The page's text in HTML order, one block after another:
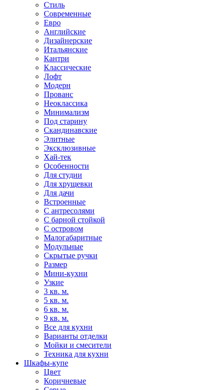
Стиль
Современные
Евро
Английские
Дизайнерские
Итальянские
Кантри
Классические
Лофт
Модерн
Прованс
Неоклассика
Минимализм
Под старину
Скандинавские
Элитные
Эксклюзивные
Хай-тек
Особенности
Для студии
Для хрущевки
Для дачи
Встроенные
С антресолями
С барной стойкой
С островом
Малогабаритные
Модульные
Скрытые ручки
Размер
Мини-кухни
Узкие
3 кв. м.
5 кв. м.
6 кв. м.
9 кв. м.
Все для кухни
Варианты отделки
Мойки и смесители
Техника для кухни
Шкафы-купе
Цвет
Коричневые